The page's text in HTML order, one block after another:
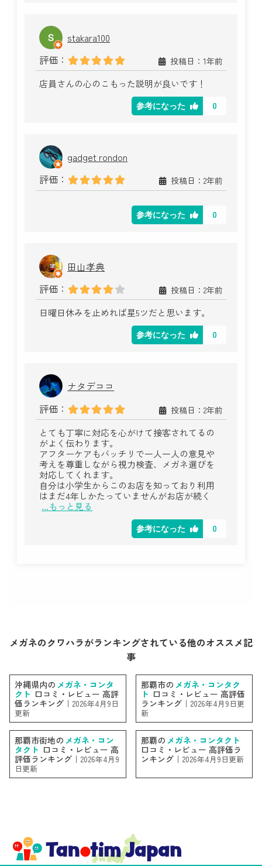
stakara100
評価：
投稿日：1年前
店員さんの心のこもった説明が良いです！
参考になった 0
gadget rondon
評価：
投稿日：2年前
参考になった 0
田山孝典
評価：
投稿日：2年前
日曜日休みを止めれば星5ツだと思います。
参考になった 0
ナタデココ
評価：
投稿日：2年前
とても丁寧に対応を心がけて接客されてるの
がよく伝わります。
アフターケアもバッチリで一人一人の意見や
考えを尊重しながら視力検査、メガネ選びを
対応してくれます。
自分は小学生からこのお店を知っており利用
はまだ4年しかたっていませんがお店が続く
...もっと見る
参考になった 0
メガネのクワハラがランキングされている他のオススメ記
事
沖縄県内の メガネ・コンタ
クト 口コミ・レビュー 高評
価ランキング｜ 2026年4月9日
更新
那覇市の メガネ・コンタク
ト 口コミ・レビュー 高評価
ランキング｜ 2026年4月9日更
新
那覇市街地の メガネ・コン
タクト 口コミ・レビュー 高
評価ランキング｜ 2026年4月9
日更新
那覇の メガネ・コンタクト
口コミ・レビュー 高評価ラ
ンキング｜ 2026年4月9日更新